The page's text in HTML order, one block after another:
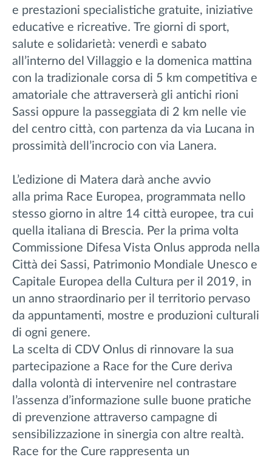
e prestazioni specialistiche gratuite, iniziative
educative e ricreative. Tre giorni di sport,
salute e solidarietà: venerdì e sabato
all’interno del Villaggio e la domenica mattina
con la tradizionale corsa di 5 km competitiva e
amatoriale che attraverserà gli antichi rioni
Sassi oppure la passeggiata di 2 km nelle vie
del centro città, con partenza da via Lucana in
prossimità dell’incrocio con via Lanera.
L’edizione di Matera darà anche avvio
alla prima Race Europea, programmata nello
stesso giorno in altre 14 città europee, tra cui
quella italiana di Brescia. Per la prima volta
Commissione Difesa Vista Onlus approda nella
Città dei Sassi, Patrimonio Mondiale Unesco e
Capitale Europea della Cultura per il 2019, in
un anno straordinario per il territorio pervaso
da appuntamenti, mostre e produzioni culturali
di ogni genere.
La scelta di CDV Onlus di rinnovare la sua
partecipazione a Race for the Cure deriva
dalla volontà di intervenire nel contrastare
l’assenza d’informazione sulle buone pratiche
di prevenzione attraverso campagne di
sensibilizzazione in sinergia con altre realtà.
Race for the Cure rappresenta un